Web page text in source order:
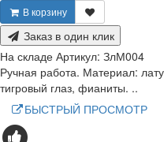
В корзину
Заказ в один клик
На складе Артикул: ЗлМ004
Ручная работа. Материал:
тигровый глаз, фианиты. ..
БЫСТРЫЙ ПРОСМОТР